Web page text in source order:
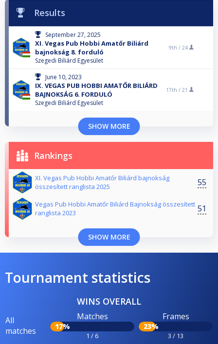
Results
September 27, 2025
XI. Vegas Pub Hobbi Amatőr Biliárd
bajnokság 8. forduló
Szegedi Biliárd Egyesület
9th / 24
June 10, 2023
IX. VEGAS PUB HOBBI AMATŐR BILIÁRD
BAJNOKSÁG 6. FORDULÓ
Szegedi Biliárd Egyesület
17th / 21
SHOW MORE
Rankings
XI. Vegas Pub Hobbi Amatőr Biliárd bajnokság
összesített ranglista 2025
55
Vegas Pub Hobbi Amatőr Biliárd Bajnokság összesített
ranglista 2023
51
SHOW MORE
Tournament statistics
WINS OVERALL
All
matches
Matches
17%
1 / 6
Frames
23%
3 / 13